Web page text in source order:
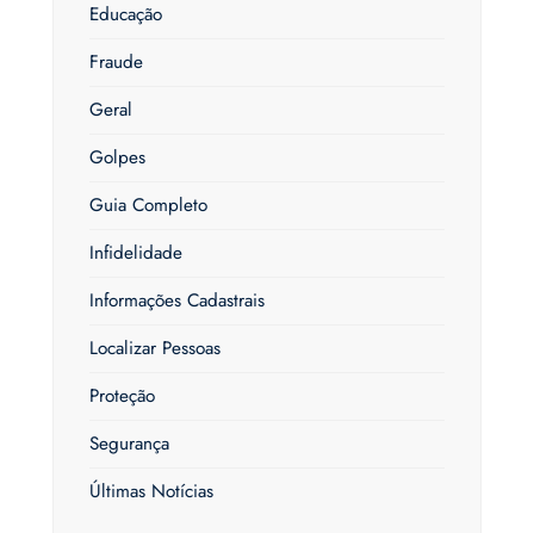
Educação
Fraude
Geral
Golpes
Guia Completo
Infidelidade
Informações Cadastrais
Localizar Pessoas
Proteção
Segurança
Últimas Notícias